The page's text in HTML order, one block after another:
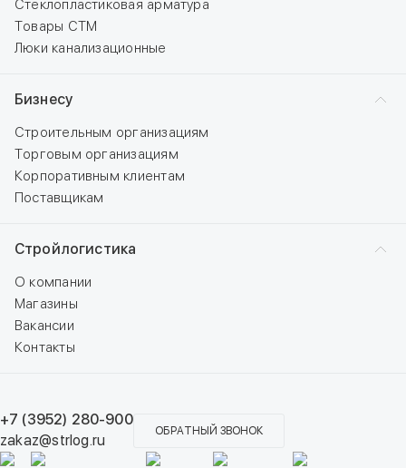
Стеклопластиковая арматура
Товары СТМ
Люки канализационные
Бизнесу
Строительным организациям
Торговым организациям
Корпоративным клиентам
Поставщикам
Стройлогистика
О компании
Магазины
Вакансии
Контакты
+7 (3952) 280-900
zakaz@strlog.ru
ОБРАТНЫЙ ЗВОНОК